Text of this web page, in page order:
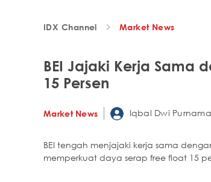
IDX Channel Market News
BEI Jajaki Kerja Sama
15 Persen
Market News Iqbal Dwi Purnama
BEI tengah menjajaki kerja sama
memperkuat daya serap free float 15